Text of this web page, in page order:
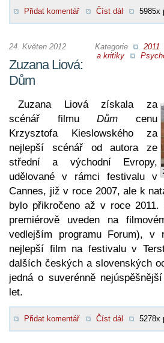
Přidat komentář Číst dál 5985x
Kategorie 2011
a kritiky
24. Květen 2012
Zuzana Liová:
Dům
Zuzana Liová získala za
scénář filmuDům cenu
Krzysztofa Kieslowského za
nejlepší scénář od autora ze
střední a východní Evropy,
udělované v rámci festivalu v
Cannes, již v roce 2007, ale k
bylo přikročeno až v roce
premiérově uveden na
vedlejším programu Forum),
nejlepší film na festivalu v
dalších českých a slovenských
jedná o suverénně
let.
Přidat komentář Číst dál 5278x